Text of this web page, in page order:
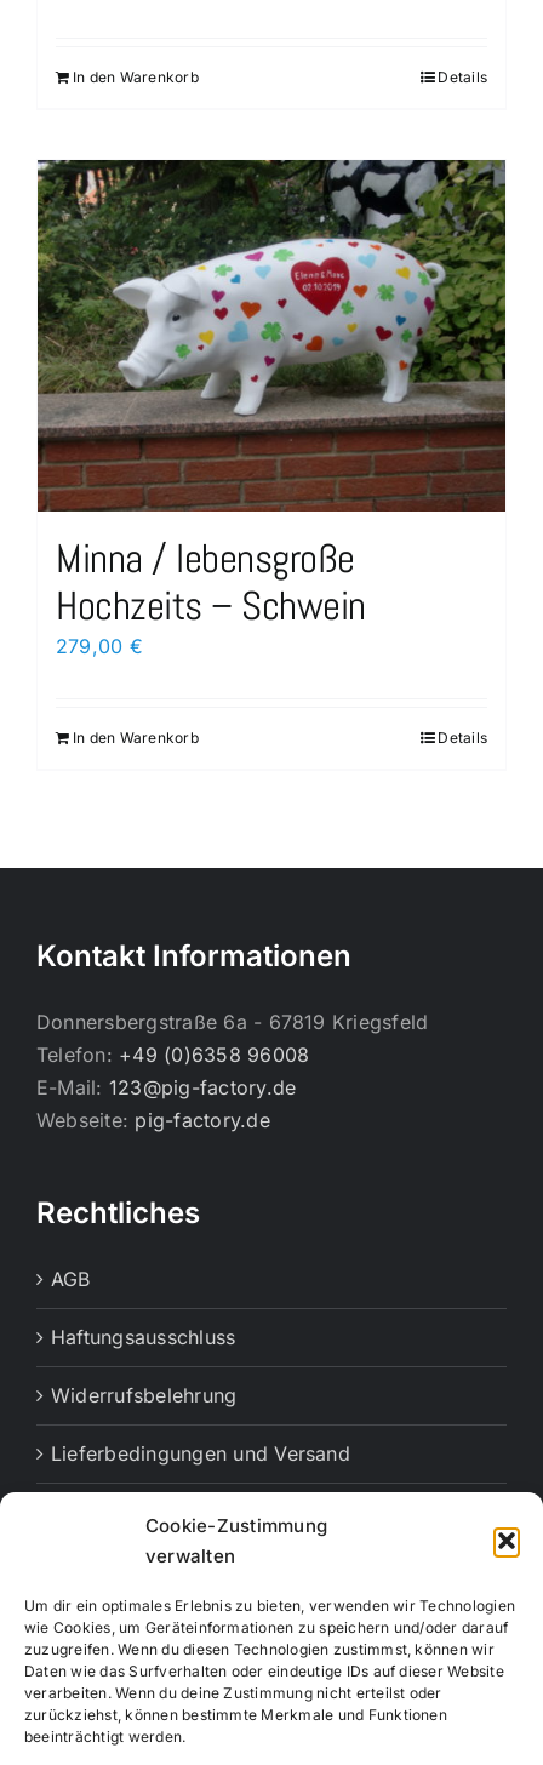
Cookie-Zustimmung
verwalten
Um dir ein optimales Erlebnis zu bieten, verwenden wir Technologien
wie Cookies, um Geräteinformationen zu speichern und/oder darauf
zuzugreifen. Wenn du diesen Technologien zustimmst, können wir
Daten wie das Surfverhalten oder eindeutige IDs auf dieser Website
verarbeiten. Wenn du deine Zustimmung nicht erteilst oder
zurückziehst, können bestimmte Merkmale und Funktionen
beeinträchtigt werden.
In den Warenkorb Details
Minna / lebensgroße
Hochzeits – Schwein
279,00 €
In den Warenkorb Details
Kontakt Informationen
Donnersbergstraße 6a - 67819 Kriegsfeld
Telefon: +49 (0)6358 96008
E-Mail: 123@pig-factory.de
Webseite: pig-factory.de
Rechtliches
AGB
Haftungsausschluss
Widerrufsbelehrung
Lieferbedingungen und Versand
Vertrag widerrufen